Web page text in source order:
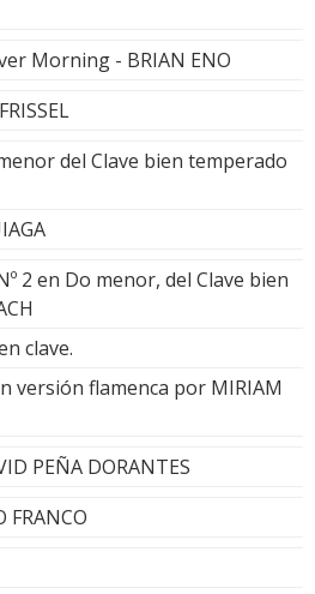
Morning - BRIAN ENO
del Clave bien temperado
2 en Do menor, del Clave bien
clave.
versión flamenca por MIRIAM
PEÑA DORANTES
FRANCO